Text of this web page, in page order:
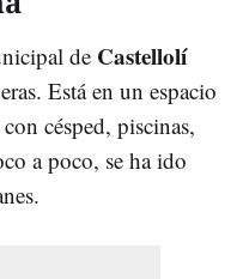
de Castellolí
Está en un espacio
con césped, piscinas,
a poco, se ha ido